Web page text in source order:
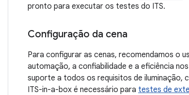
pronto para executar os testes do ITS.
Configuração da cena
Para configurar as cenas, recomendamos o
automação, a confiabilidade e a eficiência
suporte a todos os requisitos de iluminação,
ITS-in-a-box é necessário para testes de